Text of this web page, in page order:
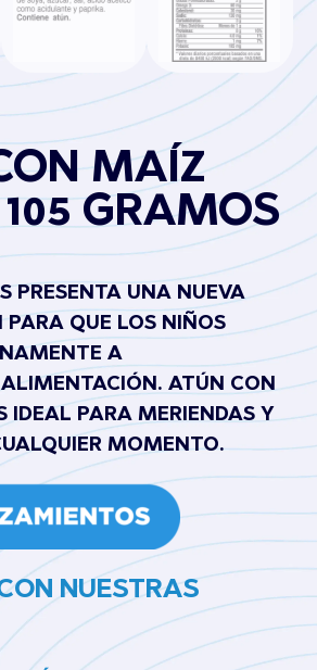
MAÍZ
GRAMOS
PRESENTA UNA NUEVA
QUE LOS NIÑOS
A
ALIMENTACIÓN. ATÚN CON
IDEAL PARA MERIENDAS Y
MOMENTO.
NUESTRAS